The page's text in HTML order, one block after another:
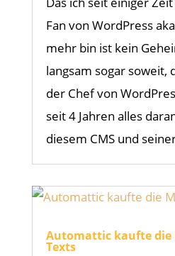
Fan von WordPress
mehr bin ist kein
langsam sogar soweit,
der Chef von
seit 4 Jahren alles
diesem CMS und
Automattic kaufte die
Texts